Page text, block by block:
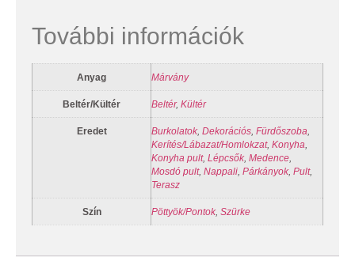
További információk
Anyag Márvány
Beltér/Kültér Beltér, Kültér
Eredet Burkolatok Dekorációs Fürdőszoba
Kerítés/Lábazat/Homlokzat, Konyha
Konyha pult, Lépcsők Medence
Mosdó pult, Nappali Párkányok Pult,
Terasz
Szín Pöttyök/Pontok Szürke